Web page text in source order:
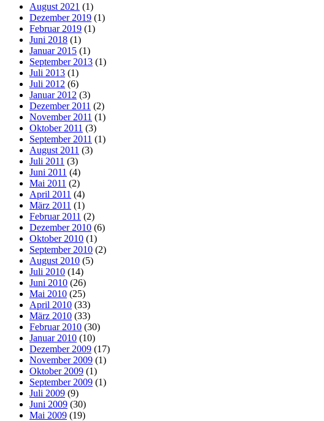
August 2021 (1)
Dezember 2019 (1)
Februar 2019 (1)
Juni 2018 (1)
Januar 2015 (1)
September 2013 (1)
Juli 2013 (1)
Juli 2012 (6)
Januar 2012 (3)
Dezember 2011 (2)
November 2011 (1)
Oktober 2011 (3)
September 2011 (1)
August 2011 (3)
Juli 2011 (3)
Juni 2011 (4)
Mai 2011 (2)
April 2011 (4)
März 2011 (1)
Februar 2011 (2)
Dezember 2010 (6)
Oktober 2010 (1)
September 2010 (2)
August 2010 (5)
Juli 2010 (14)
Juni 2010 (26)
Mai 2010 (25)
April 2010 (33)
März 2010 (33)
Februar 2010 (30)
Januar 2010 (10)
Dezember 2009 (17)
November 2009 (1)
Oktober 2009 (1)
September 2009 (1)
Juli 2009 (9)
Juni 2009 (30)
Mai 2009 (19)